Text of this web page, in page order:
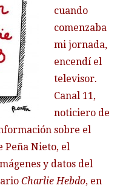
cuando
comenzaba
mi jornada,
encendí el
televisor.
Canal 11,
noticiero de
sobre el
Peña Nieto, el
y datos del
Charlie Hebdo, en